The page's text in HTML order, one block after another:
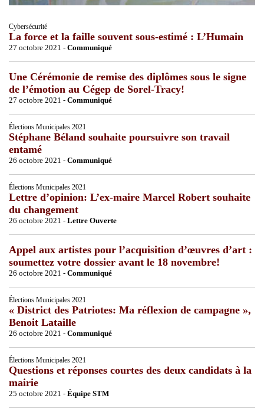
Cybersécurité
La force et la faille souvent sous-estimé : L’Humain
27 octobre 2021 - Communiqué
Une Cérémonie de remise des diplômes sous le signe
de l’émotion au Cégep de Sorel-Tracy!
27 octobre 2021 - Communiqué
Élections Municipales 2021
Stéphane Béland souhaite poursuivre son travail
entamé
26 octobre 2021 - Communiqué
Élections Municipales 2021
Lettre d’opinion: L’ex-maire Marcel Robert souhaite
du changement
26 octobre 2021 - Lettre Ouverte
Appel aux artistes pour l’acquisition d’œuvres d’art :
soumettez votre dossier avant le 18 novembre!
26 octobre 2021 - Communiqué
Élections Municipales 2021
« District des Patriotes: Ma réflexion de campagne »,
Benoit Lataille
26 octobre 2021 - Communiqué
Élections Municipales 2021
Questions et réponses courtes des deux candidats à la
mairie
25 octobre 2021 - Équipe STM